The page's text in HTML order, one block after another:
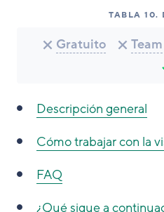
TABLA 10.
Gratuito Team
Descripción general
Cómotrabajar con la
FAQ
¿Qué sigue a